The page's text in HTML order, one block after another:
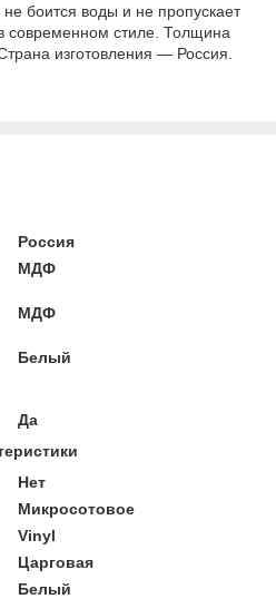
боится воды и не пропускает
современном стиле. Толщина
изготовления — Россия.
Россия
МДФ
МДФ
Белый
Да
Нет
Микросотовое
Vinyl
Царговая
Белый